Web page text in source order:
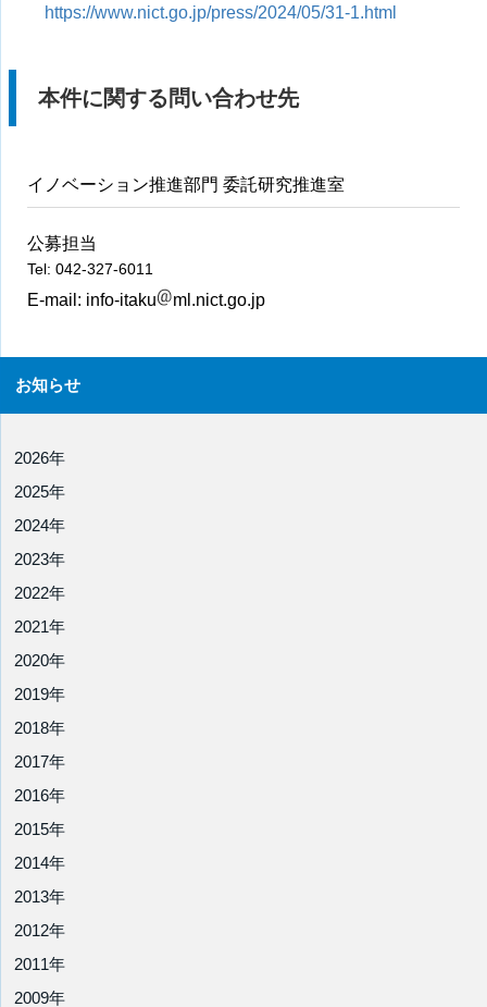
https://www.nict.go.jp/press/2024/05/31-1.html
本件に関する問い合わせ先
イノベーション推進部門 委託研究推進室
公募担当
Tel: 042-327-6011
E-mail: info-itaku ml.nict.go.jp
お知らせ
2026年
2025年
2024年
2023年
2022年
2021年
2020年
2019年
2018年
2017年
2016年
2015年
2014年
2013年
2012年
2011年
2009年